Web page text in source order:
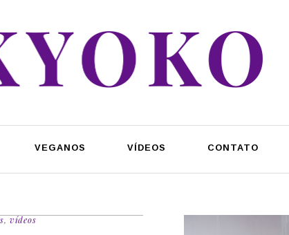
VEGANOS VÍDEOS CONTATO
,vídeos